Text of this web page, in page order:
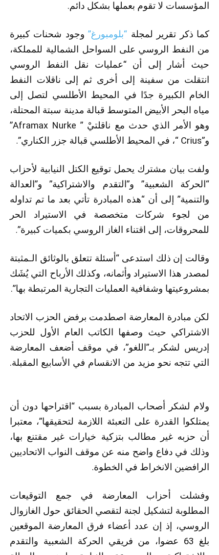
المؤسسات لا تقوم بعملها بشكل دائم.
كما ذكر تقرير لمجلة “بلومبورغ”وجود شحنات كبيرة
من النفط الروسي على السواحل الشمالية للمملكة،
حيث أشار إلى أن “عمليات نقل النفط الروسي
انتقلت من سفينة إلى أخرى ثم إلى ناقلات النفط
الخام الكبيرة جدًا في المحيط الأطلسي لتصل إلى
مياه البحر الأبيض المتوسط قبالة مدينة سبتة المحتلة،
وهو الأمر الذي حدث مع ناقلتيْ ” Aframax Nurke”
و”Crius “، في المحيط الأطلسي قبالة جزر الكناري”.
ولفت بيان مشترك يحمل توقيع الكتل النيابية لأحزاب
“الحركة الشعبية” و”التقدم والاشتراكية” و”العدالة
والتنمية” إلى أن “هذه المبادرة تأتي بعد ما تم تداوله
من لجوء شركات متخصصة في الاستيراد الحر
للمحروقات، إلى اقتناء الغاز الروسي بكميات كبيرة”.
وقالت إن ذلك استدعى “أسئلة تتعلق بالوثائق الـمثبتة
لمصدر هذا الاستيراد وأثمانه، وكذلك الأرباح التي يُشَك
بمشروعيتها وشفافية العمليات التجارية المرتبطة بها”.
لكن مبادرة المعارضة اصطدمت برفض الحزب الاتحاد
الاشتراكي حيث وصفها الكاتب العام الأول للحزب
إدريس لشكر بـ”اللغو”، في موقف أضعف المعارضة
التي تتجه نحو مزيد من الانقسام في الأسابيع المقبلة.
ولام لشكر أصحاب المبادرة بسبب “اقتراحها دون أن
يمتلكوا القدرة على التعبئة اللازمة لتحقيقها”، معتبرا
أن حزبه غير مطالب بتزكية خيارات غير مقتنع بها،
وذلك في دفاع واضح منه عن موقف النواب الاتحاديين
الرافضين الانخراط في الخطوة.
وفشلت أحزاب المعارضة في جمع التوقيعات
المطلوبة لتشكيل لجنة لتقصي الحقائق حول الغازوال
الروسي، إذ إن عدد أعضاء فرق المعارضة الموقعين
بلغ 63 عضوا، من فريقي الحركة الشعبية والتقدم